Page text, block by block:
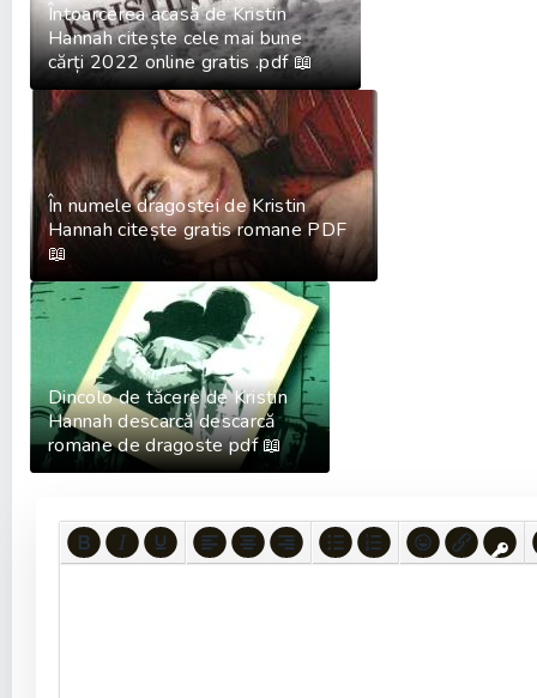
Întoarcerea acasă de Kristin
Hannah citește cele mai bune
cărți 2022 online gratis .pdf 📖
În numele dragostei de Kristin
Hannah citește gratis romane PDF
📖
Dincolo de tăcere de Kristin
Hannah descarcă descarcă
romane de dragoste pdf 📖